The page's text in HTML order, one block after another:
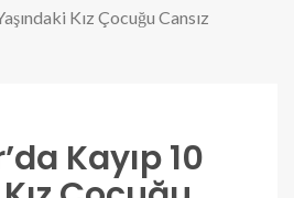
Kız Çocuğu Cansız
Kayıp 10